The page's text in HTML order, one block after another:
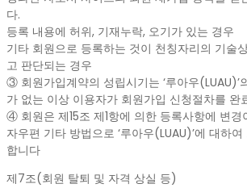
다.
등록 내용에 허위, 기재누락, 오기가 있는 경우
기타 회원으로 등록하는 것이 천칭자리의 기술
고 판단되는 경우
③ 회원가입계약의 성립시기는 ‘루아우(LUAU)’
가 없는 이상 이용자가 회원가입 신청절차를 완
④ 회원은 제15조 제1항에 의한 등록사항에 변경
자우편 기타 방법으로 ‘루아우(LUAU)’에 대하
합니다
제7조(회원 탈퇴 및 자격 상실 등)